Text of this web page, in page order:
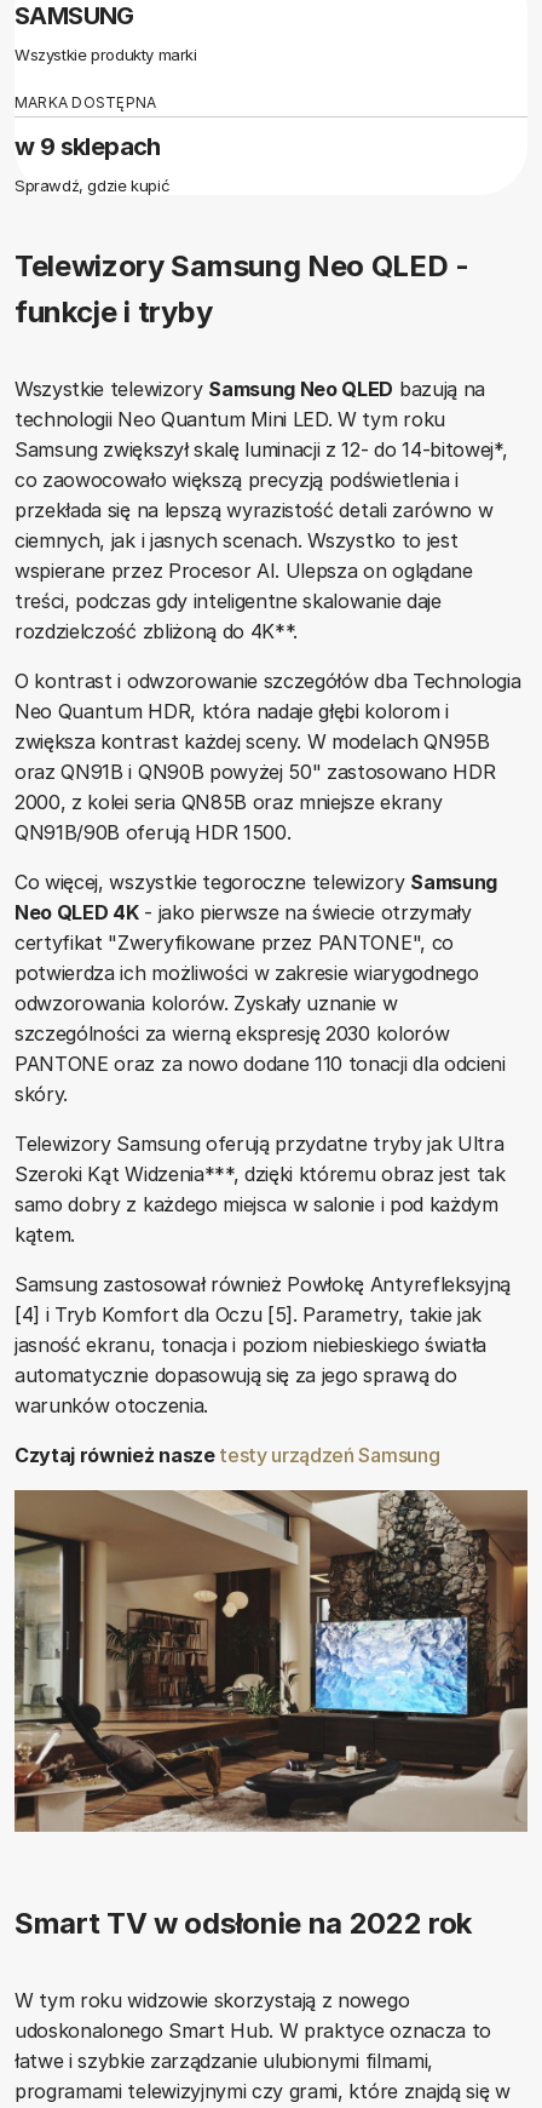
SAMSUNG
Wszystkie produkty marki
MARKA DOSTĘPNA
w 9 sklepach
Sprawdź, gdzie kupić
Telewizory Samsung Neo QLED -
funkcje i tryby
Wszystkie telewizory Samsung Neo QLED bazują na
technologii Neo Quantum Mini LED. W tym roku
Samsung zwiększył skalę luminacji z 12- do 14-bitowej*,
co zaowocowało większą precyzją podświetlenia i
przekłada się na lepszą wyrazistość detali zarówno w
ciemnych, jak i jasnych scenach. Wszystko to jest
wspierane przez Procesor AI. Ulepsza on oglądane
treści, podczas gdy inteligentne skalowanie daje
rozdzielczość zbliżoną do 4K**.
O kontrast i odwzorowanie szczegółów dba Technologia
Neo Quantum HDR, która nadaje głębi kolorom i
zwiększa kontrast każdej sceny. W modelach QN95B
oraz QN91B i QN90B powyżej 50" zastosowano HDR
2000, z kolei seria QN85B oraz mniejsze ekrany
QN91B/90B oferują HDR 1500.
Co więcej, wszystkie tegoroczne telewizory Samsung
Neo QLED 4K- jako pierwsze na świecie otrzymały
certyfikat "Zweryfikowane przez PANTONE", co
potwierdza ich możliwości w zakresie wiarygodnego
odwzorowania kolorów. Zyskały uznanie w
szczególności za wierną ekspresję 2030 kolorów
PANTONE oraz za nowo dodane 110 tonacji dla odcieni
skóry.
Telewizory Samsung oferują przydatne tryby jak Ultra
Szeroki Kąt Widzenia***, dzięki któremu obraz jest tak
samo dobry z każdego miejsca w salonie i pod każdym
kątem.
Samsung zastosował również Powłokę Antyrefleksyjną
[4] i Tryb Komfort dla Oczu [5]. Parametry, takie jak
jasność ekranu, tonacja i poziom niebieskiego światła
automatycznie dopasowują się za jego sprawą do
warunków otoczenia.
Czytaj również nasze testy urządzeń Samsung
Smart TV w odsłonie na 2022 rok
W tym roku widzowie skorzystają z nowego
udoskonalonego Smart Hub. W praktyce oznacza to
łatwe i szybkie zarządzanie ulubionymi filmami,
programami telewizyjnymi czy grami, które znajdą się w